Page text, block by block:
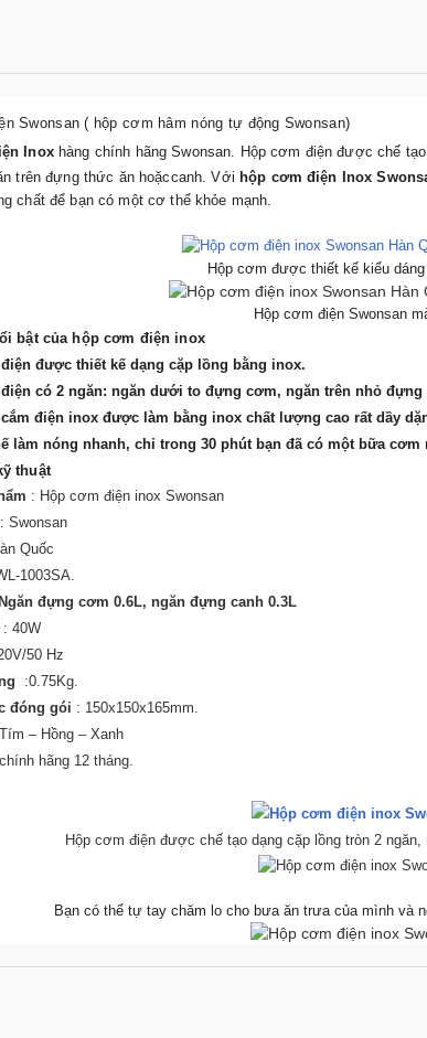
Swonsan ( hộp cơm hâm nóng tự động Swonsan)
Inox hàng chính hãng Swonsan. Hộp cơm điện được chế
trên đựng thức ăn hoặccanh. Với hộp cơm điện Inox
chất để bạn có một cơ thể khỏe mạnh.
Hộp cơm được thiết kế kiểu dáng
Hộp cơm điện Swonsan
bật của hộp cơm điện inox
được thiết kế dạng cặp lồng bằng inox.
có 2 ngăn: ngăn dưới to đựng cơm, ngăn trên nhỏ đựng
điện inox được làm bằng inox chất lượng cao rất dầy
làm nóng nhanh, chỉ trong 30 phút bạn đã có một bữa
thuật
: Hộp cơm điện inox Swonsan
: Swonsan
Quốc
1003SA.
Ngăn đựng cơm 0.6L, ngăn đựng canh 0.3L
: 40W
50 Hz
:0.75Kg.
đóng gói : 150x150x165mm.
– Hồng – Xanh
chính hãng 12 tháng.
Hộp cơm điện được chế tạo dạng cặp lồng tròn 2
Bạn có thể tự tay chăm lo cho bưa ăn trưa của mình và